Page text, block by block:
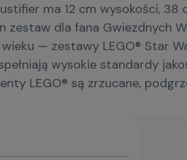
ma 12 cm wysokości,
dla fana Gwiezdnych
— zestawy LEGO® Star
wysokie standardy
LEGO® są zrzucane,